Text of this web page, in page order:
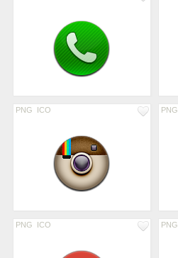
PNG ICO PNG
PNG ICO PNG